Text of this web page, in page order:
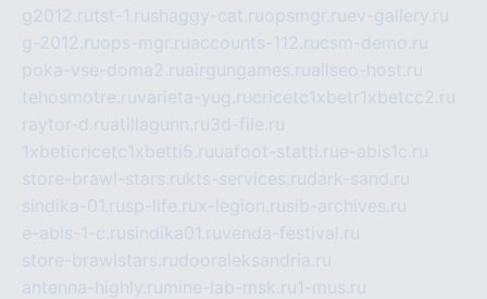
g2012.rutst-1.rushaggy-cat.ruopsmgr.ruev-gallery.ru
g-2012.ruops-mgr.ruaccounts-112.rucsm-demo.ru
poka-vse-doma2.ruairgungames.ruallseo-host.ru
tehosmotre.ruvarieta-yug.rucricetc1xbetr1xbetcc2.ru
raytor-d.ruatillagunn.ru3d-file.ru
1xbeticricetc1xbetti5.ruuafoot-statti.rue-abis1c.ru
store-brawl-stars.rukts-services.rudark-sand.ru
sindika-01.rusp-life.rux-legion.rusib-archives.ru
e-abis-1-c.rusindika01.ruvenda-festival.ru
store-brawlstars.rudooraleksandria.ru
antenna-highly.ru mine-lab-msk.ru1-mus.ru